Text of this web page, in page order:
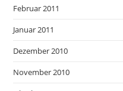
Februar 2011
Januar 2011
Dezember 2010
November 2010